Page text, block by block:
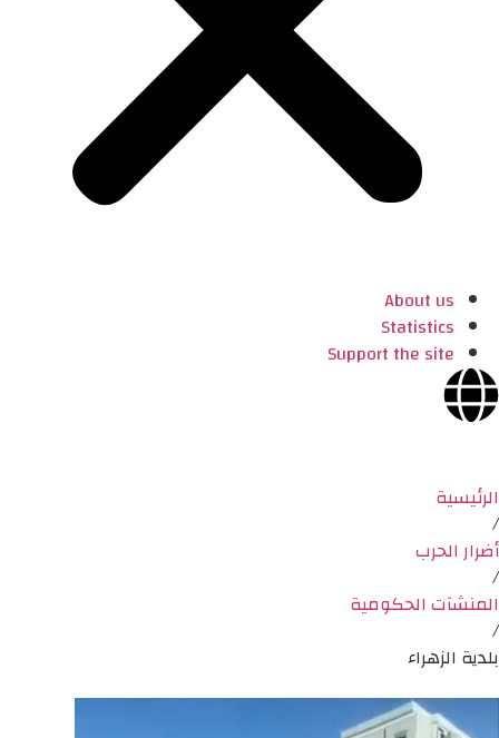
About us
Statistics
Support the site
الرئيسية
/
أضرار الحرب
/
المنشآت الحكومية
/
بلدية الزهراء